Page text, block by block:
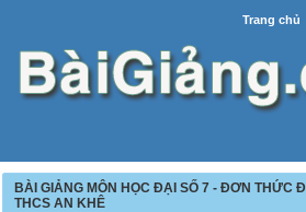
Trang chủ
BÀI GIẢNG MÔN HỌC ĐẠI SỐ 7 - ĐƠN THỨC
THCS AN KHÊ